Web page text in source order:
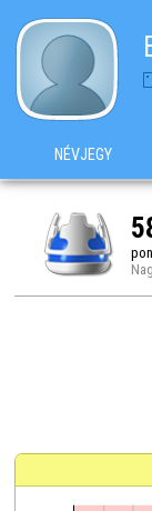
NÉVJEGY